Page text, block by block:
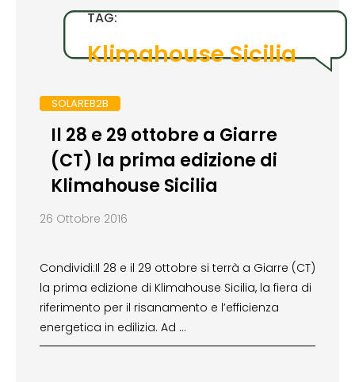
TAG:
Klimahouse Sicilia
SOLAREB2B
Il 28 e 29 ottobre a Giarre
(CT) la prima edizione di
Klimahouse Sicilia
26 Ottobre 2016
Condividi:Il 28 e il 29 ottobre si terrà a Giarre (CT)
la prima edizione di Klimahouse Sicilia, la fiera di
riferimento per il risanamento e l’efficienza
energetica in edilizia. Ad …